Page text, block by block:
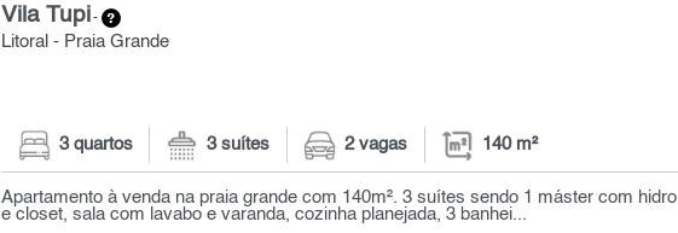
Vila Tupi-
Litoral - Praia Grande
3 quartos 3 suítes 2 vagas 140 m²
Apartamento à venda na praia grande com 140m². 3 suítes sendo 1 máster com hidro
e closet, sala com lavabo e varanda, cozinha planejada, 3 banhei...